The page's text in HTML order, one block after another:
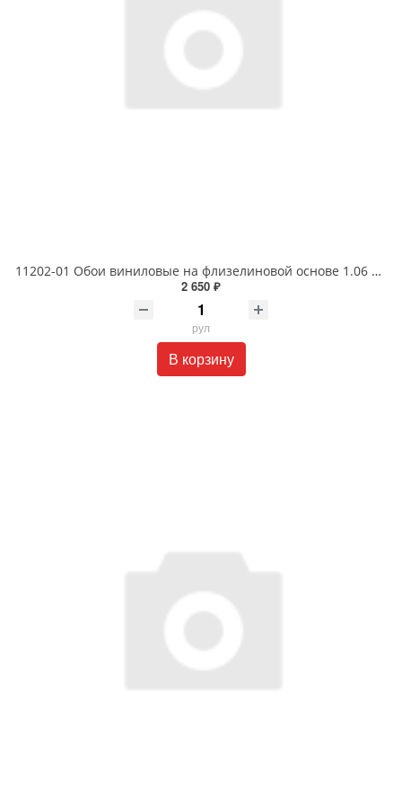
11202-01 Обои виниловые на флизелиновой основе 1.06 X 10м
2 650 ₽
рул
В корзину